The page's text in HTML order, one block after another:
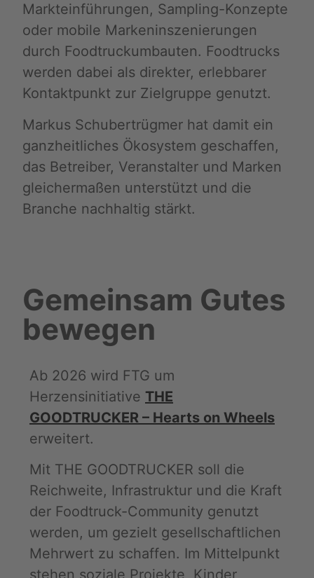
Markteinführungen, Sampling-Konzepte
oder mobile Markeninszenierungen
durch Foodtruckumbauten. Foodtrucks
werden dabei als direkter, erlebbarer
Kontaktpunkt zur Zielgruppe genutzt.
Markus Schubertrügmer hat damit ein
ganzheitliches Ökosystem geschaffen,
das Betreiber, Veranstalter und Marken
gleichermaßen unterstützt und die
Branche nachhaltig stärkt.
Gemeinsam Gutes
bewegen
Ab 2026 wird FTG um
Herzensinitiative THE
GOODTRUCKER – Hearts on Wheels
erweitert.
Mit THE GOODTRUCKER soll die
Reichweite, Infrastruktur und die Kraft
der Foodtruck-Community genutzt
werden, um gezielt gesellschaftlichen
Mehrwert zu schaffen. Im Mittelpunkt